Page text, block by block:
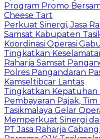
Program Promo
Cheese Tart
Perkuat Sinergi, Jasa
Samsat Kabupaten
Koordinasi Operasi
Tingkatkan
Raharja Samsat
Polres Pangandaran
Kamseltibcar Lantas
Tingkatkan Kepatuhan
Pembayaran Pajak,
Tasikmalaya Gelar
Memperkuat Sinergi
PT Jasa Raharja